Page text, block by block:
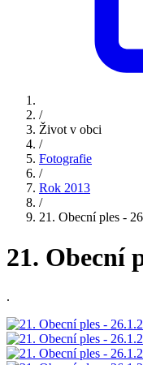
/
Život v obci
/
Fotografie
/
Rok 2013
/
21. Obecní ples -
21. Obecní
.